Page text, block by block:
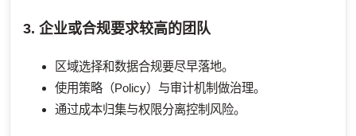
3. 企业或合规要求较高的团队
区域选择和数据合规要尽早落地。
使用策略（Policy）与审计机制做治理。
通过成本归集与权限分离控制风险。